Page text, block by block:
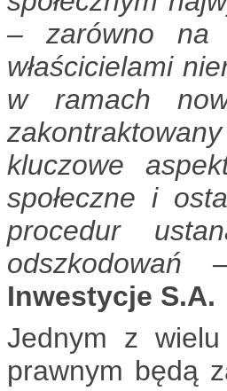
– zarówno na
właścicielami
w ramach
kluczowe
społeczne i
procedur
odszkodowań
Inwestycje S.A.
Jednym z
prawnym będą